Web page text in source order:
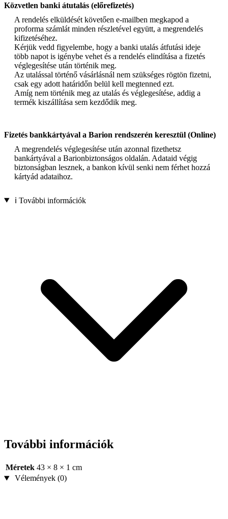
Közvetlen banki átutalás (előrefizetés)
A rendelés elküldését követően e-mailben megkapod a
proforma számlát minden részletével együtt, a megrendelés
kifizetéséhez.
Kérjük vedd figyelembe, hogy a banki utalás átfutási ideje
több napot is igénybe vehet és a rendelés elindítása a fizetés
véglegesítése után történik meg.
Az utalással történő vásárlásnál nem szükséges rögtön fizetni,
csak egy adott határidőn belül kell megtenned ezt.
Amíg nem történik meg az utalás és véglegesítése, addig a
termék kiszállítása sem kezdődik meg.
Fizetés bankkártyával a Barion rendszerén keresztül (Online)
A megrendelés véglegesítése után azonnal fizethetsz
bankártyával a Barionbiztonságos oldalán. Adataid végig
biztonságban lesznek, a bankon kívül senki nem férhet hozzá
kártyád adataihoz.
ℹ️ További információk
További információk
Méretek 43 × 8 × 1 cm
Vélemények (0)